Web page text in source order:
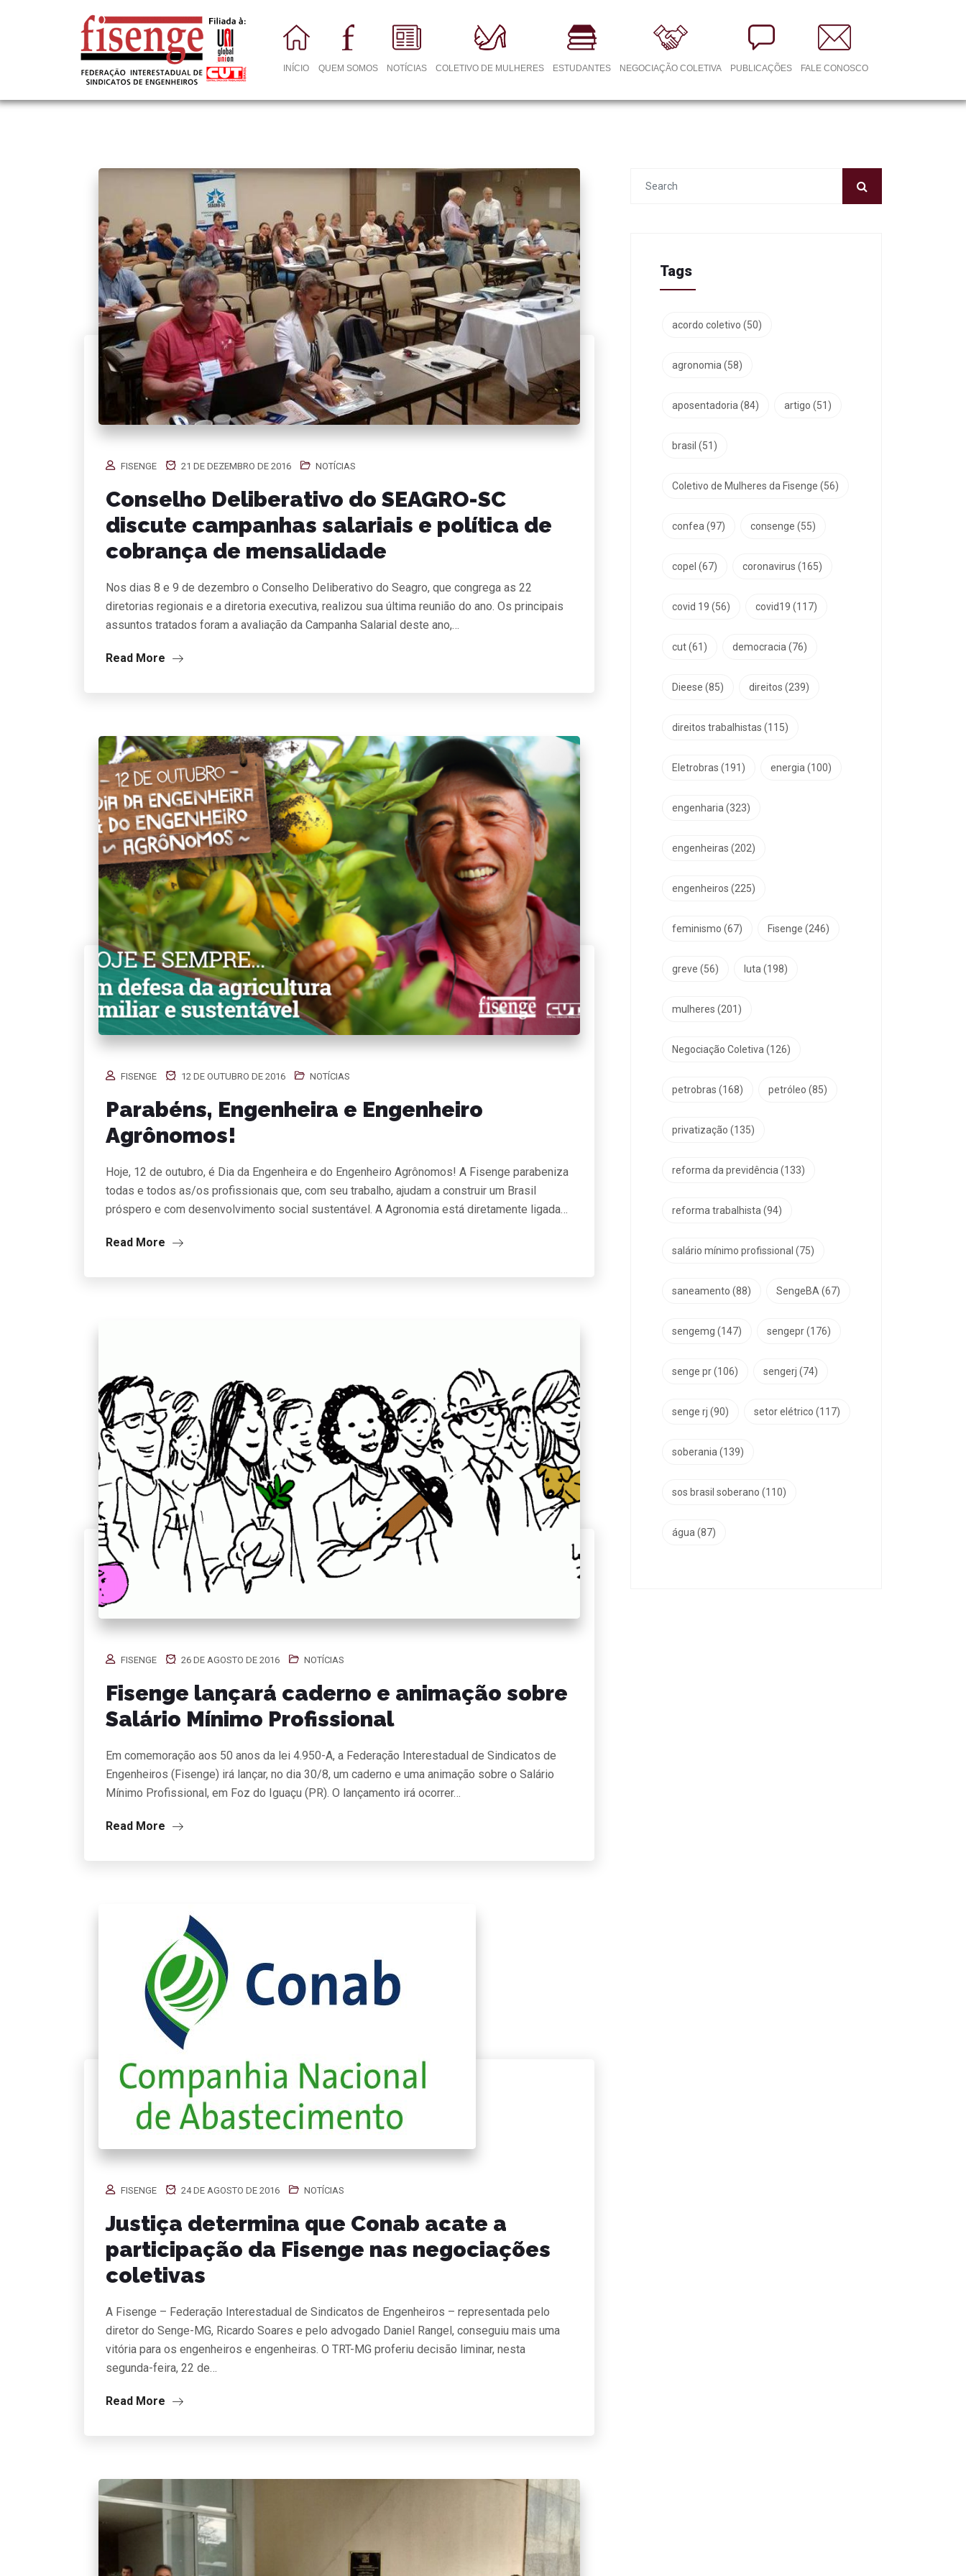
INÍCIO QUEM SOMOS NOTÍCIAS COLETIVO DE MULHERES ESTUDANTES NEGOCIAÇÃO COLETIVA PUBLICAÇÕES FALE CONOSCO
FISENGE 21 DE DEZEMBRO DE 2016 NOTÍCIAS
Conselho Deliberativo do SEAGRO-SC
discute campanhas salariais e política de
cobrança de mensalidade
Nos dias 8 e 9 de dezembro o Conselho Deliberativo do Seagro, que congrega as 22
diretorias regionais e a diretoria executiva, realizou sua última reunião do ano. Os principais
assuntos tratados foram a avaliação da Campanha Salarial deste ano,…
Read More
FISENGE 12 DE OUTUBRO DE 2016 NOTÍCIAS
Parabéns, Engenheira e Engenheiro
Agrônomos!
Hoje, 12 de outubro, é Dia da Engenheira e do Engenheiro Agrônomos! A Fisenge parabeniza
todas e todos as/os profissionais que, com seu trabalho, ajudam a construir um Brasil
próspero e com desenvolvimento social sustentável. A Agronomia está diretamente ligada…
Read More
FISENGE 26 DE AGOSTO DE 2016 NOTÍCIAS
Fisenge lançará caderno e animação sobre
Salário Mínimo Profissional
Em comemoração aos 50 anos da lei 4.950-A, a Federação Interestadual de Sindicatos de
Engenheiros (Fisenge) irá lançar, no dia 30/8, um caderno e uma animação sobre o Salário
Mínimo Profissional, em Foz do Iguaçu (PR). O lançamento irá ocorrer…
Read More
FISENGE 24 DE AGOSTO DE 2016 NOTÍCIAS
Justiça determina que Conab acate a
participação da Fisenge nas negociações
coletivas
A Fisenge – Federação Interestadual de Sindicatos de Engenheiros – representada pelo
diretor do Senge-MG, Ricardo Soares e pelo advogado Daniel Rangel, conseguiu mais uma
vitória para os engenheiros e engenheiras. O TRT-MG proferiu decisão liminar, nesta
segunda-feira, 22 de…
Read More
Tags
acordo coletivo (50)
agronomia (58)
aposentadoria (84) artigo (51)
brasil (51)
Coletivo de Mulheres da Fisenge (56)
confea (97) consenge (55)
copel (67) coronavirus (165)
covid 19 (56) covid19 (117)
cut(61) democracia (76)
Dieese (85) direitos (239)
direitos trabalhistas (115)
Eletrobras (191) energia (100)
engenharia (323)
engenheiras (202)
engenheiros (225)
feminismo (67) Fisenge (246)
greve (56) luta (198)
mulheres (201)
Negociação Coletiva (126)
petrobras (168) petróleo (85)
privatização (135)
reforma da previdência (133)
reforma trabalhista (94)
salário mínimo profissional (75)
saneamento (88) SengeBA (67)
sengemg (147) sengepr(176)
senge pr(106) sengerj (74)
senge rj (90) setor elétrico (117)
soberania (139)
sos brasil soberano (110)
água (87)